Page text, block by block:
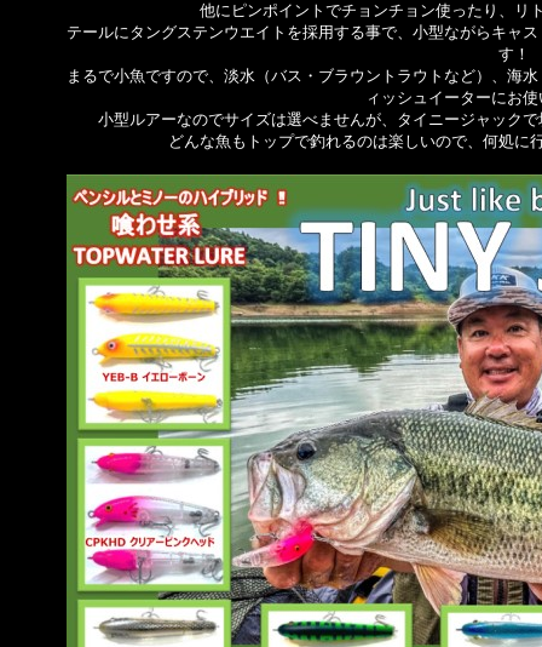
他にピンポイントでチョンチョン使ったり、リ
テールにタングステンウエイトを採用する事で、小型ながらキャ
す！
まるで小魚ですので、淡水（バス・ブラウントラウトなど）、海
ィッシュイーターにお
小型ルアーなのでサイズは選べませんが、タイニージャック
どんな魚もトップで釣れるのは楽しいので、何処に